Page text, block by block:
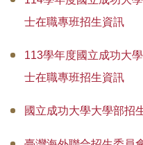
士在職專班招生資訊
113學年度 國立成功大
士在職專班招生資訊
國立成功大學大學部招